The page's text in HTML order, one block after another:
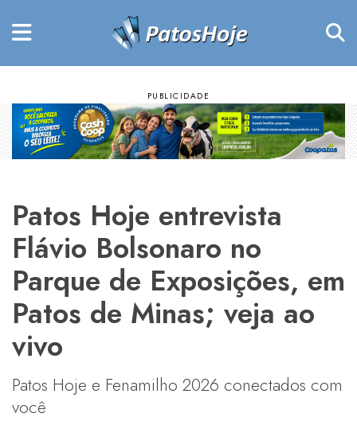
Patos Hoje entrevista
Flávio Bolsonaro no
Parque de Exposições, em
Patos de Minas; veja ao
vivo
Patos Hoje e Fenamilho 2026 conectados com
você